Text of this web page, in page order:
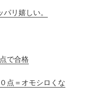
リ嬉しい。
で合格
点＝オモシロくな